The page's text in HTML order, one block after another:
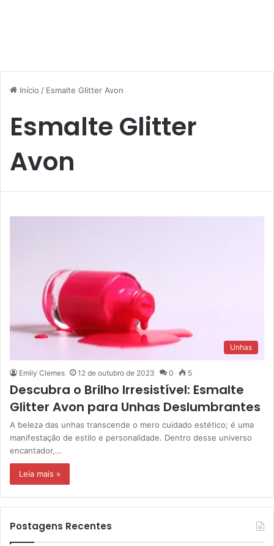
Início / Esmalte Glitter Avon
Esmalte Glitter
Avon
Unhas
Emily Clemes 12 de outubro de 2023 0 5
Descubra o Brilho Irresistível: Esmalte
Glitter Avon para Unhas Deslumbrantes
A beleza das unhas transcende o mero cuidado estético; é uma
manifestação de estilo e personalidade. Dentro desse universo
encantador,…
Leia mais »
Postagens Recentes